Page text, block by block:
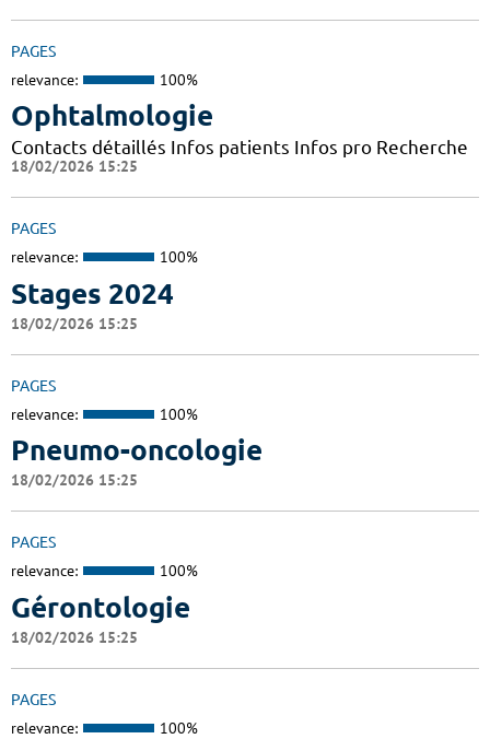
PAGES
relevance: 100%
Ophtalmologie
Contacts détaillés Infos patients Infos pro Recherche
18/02/2026 15:25
PAGES
relevance: 100%
Stages 2024
18/02/2026 15:25
PAGES
relevance: 100%
Pneumo-oncologie
18/02/2026 15:25
PAGES
relevance: 100%
Gérontologie
18/02/2026 15:25
PAGES
relevance: 100%